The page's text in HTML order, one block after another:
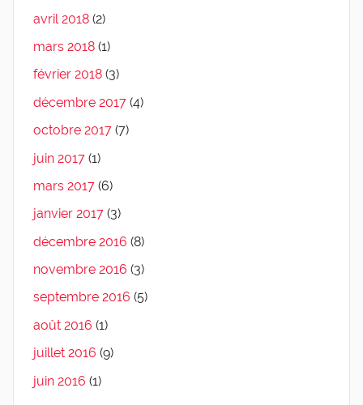
avril 2018 (2)
mars 2018 (1)
février 2018 (3)
décembre 2017 (4)
octobre 2017 (7)
juin 2017 (1)
mars 2017 (6)
janvier 2017 (3)
décembre 2016 (8)
novembre 2016 (3)
septembre 2016 (5)
août 2016 (1)
juillet 2016 (9)
juin 2016 (1)